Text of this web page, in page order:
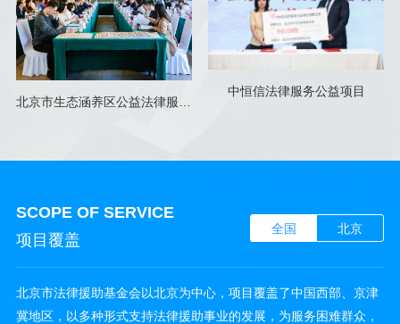
中恒信法律服务公益项目
SCOPE OF SERVICE
项目覆盖
北京市法律援助基金会以北京为中心，项目覆盖了中国西部、京津
冀地区，以多种形式支持法律援助事业的发展，为服务困难群众，
全国 北京